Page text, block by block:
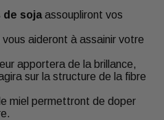
de sojaassoupliront vos
vous aideront à assainir votre
leur apportera de la brillance,
sur la structure de la fibre
le miel permettront de doper